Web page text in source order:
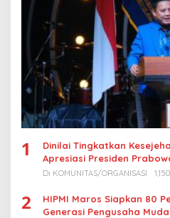
1
Dinilai Tingkatkan
Apresiasi Presiden
Nelayan
Di KOMUNITAS/ORGANISASI
2
HIPMI Maros Siapkan 80
Generasi Pengusaha Muda